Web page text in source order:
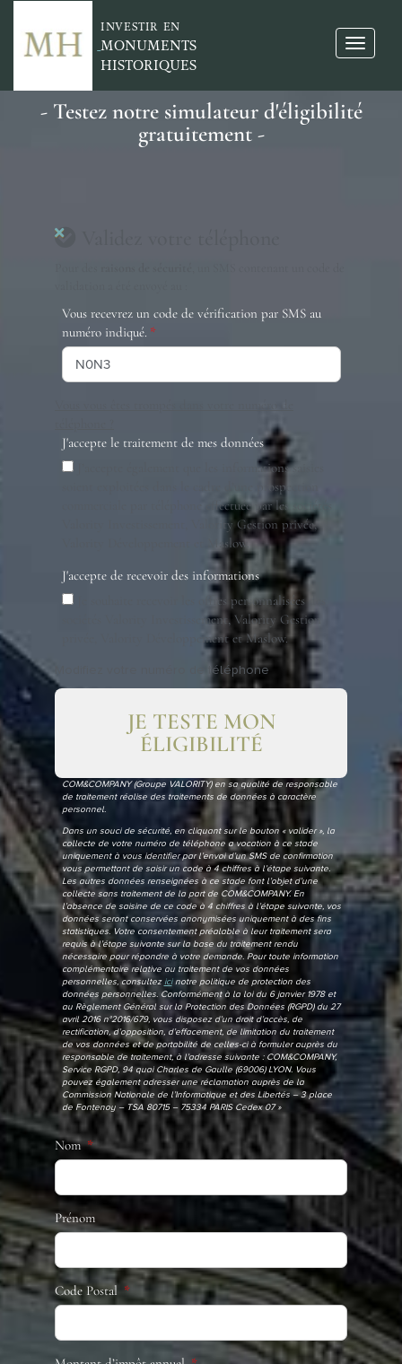
INVESTIR EN
MONUMENTS
HISTORIQUES
- Testez notre simulateur d'éligibilité
gratuitement -
Vous recevrez un code de vérification par SMS au
numéro indiqué.
J'accepte le traitement de mes données
J’accepte également que les informations saisies
soient exploitées dans le cadre d’une prospection
commerciale par téléphone effectuée par les sociétés
Valority Investissement, Valority Gestion privée,
Valority Développement et Maslow.
J'accepte de recevoir des informations
Je souhaite recevoir les offres personnalisées des
sociétés Valority Investissement, Valority Gestion
privée, Valority Développement et Maslow.
Modifiez votre numéro de téléphone
JE TESTE MON
ÉLIGIBILITÉ
COM&COMPANY (Groupe VALORITY) en sa qualité de responsable
de traitement réalise des traitements de données à caractère
personnel.
Dans un souci de sécurité, en cliquant sur le bouton « valider », la
collecte de votre numéro de téléphone a vocation à ce stade
uniquement à vous identifier par l’envoi d’un SMS de confirmation
vous permettant de saisir un code à 4 chiffres à l’étape suivante.
Les autres données renseignées à ce stade font l’objet d’une
collecte sans traitement de la part de COM&COMPANY. En
l’absence de saisine de ce code à 4 chiffres à l’étape suivante, vos
données seront conservées anonymisées uniquement à des fins
statistiques. Votre consentement préalable à leur traitement sera
requis à l’étape suivante sur la base du traitement rendu
nécessaire pour répondre à votre demande. Pour toute information
complémentaire relative au traitement de vos données
personnelles, consultez icinotre politique de protection des
données personnelles. Conformément à la loi du 6 janvier 1978 et
au Règlement Général sur la Protection des Données (RGPD) du 27
avril 2016 n°2016/679, vous disposez d’un droit d’accès, de
rectification, d’opposition, d’effacement, de limitation du traitement
de vos données et de portabilité de celles-ci à formuler auprès du
responsable de traitement, à l’adresse suivante : COM&COMPANY,
Service RGPD, 94 quai Charles de Gaulle (69006) LYON. Vous
pouvez également adresser une réclamation auprès de la
Commission Nationale de l’Informatique et des Libertés – 3 place
de Fontenoy – TSA 80715 – 75334 PARIS Cedex 07 »
Nom
Prénom
Code Postal